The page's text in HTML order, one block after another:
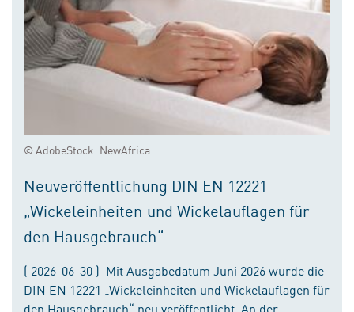
© AdobeStock: NewAfrica
Neuveröffentlichung DIN EN 12221
„Wickeleinheiten und Wickelauflagen für
den Hausgebrauch“
( 2026-06-30 ) Mit Ausgabedatum Juni 2026 wurde die
DIN EN 12221 „Wickeleinheiten und Wickelauflagen für
den Hausgebrauch“ neu veröffentlicht. An der